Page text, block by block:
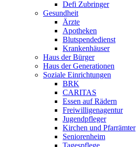
Defi Zubringer
Gesundheit
Ärzte
Apotheken
Blutspendedienst
Krankenhäuser
Haus der Bürger
Haus der Generationen
Soziale Einrichtungen
BRK
CARITAS
Essen auf Rädern
Freiwilligenagentur
Jugendpfleger
Kirchen und Pfarrämter
Seniorenheim
Tagespflege